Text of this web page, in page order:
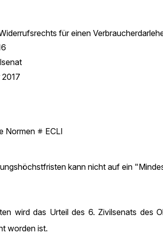
für einen
Normen
ECLI
kann nicht auf ein
wird das Urteil des 6. Zivilsenats des
worden ist.